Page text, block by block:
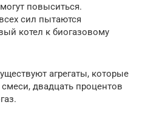
повыситься.
сил пытаются
котел к биогазовому
агрегаты, которые
двадцать процентов